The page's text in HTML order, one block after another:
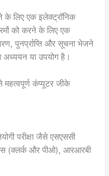
लिए एक इलेक्ट्रॉनिक
को करने के लिए एक
पुनर्प्राप्ति और सूचना भेजने
या उपयोग है।
महत्वपूर्ण कंप्यूटर जीके
परीक्षा जैसे एसएससी
(क्लर्क और पीओ), आरआरबी